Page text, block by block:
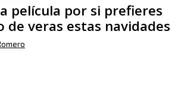
película por si prefieres
de veras estas navidades